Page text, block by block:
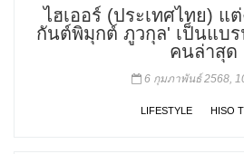
ไฮเออร์ (ประเทศไทย) แ
กันต์พิมุกต์ ภูวกุล' เป็นแบ
คนล่าสุด
6 กุมภาพันธ์ 2568,
LIFESTYLE HISO